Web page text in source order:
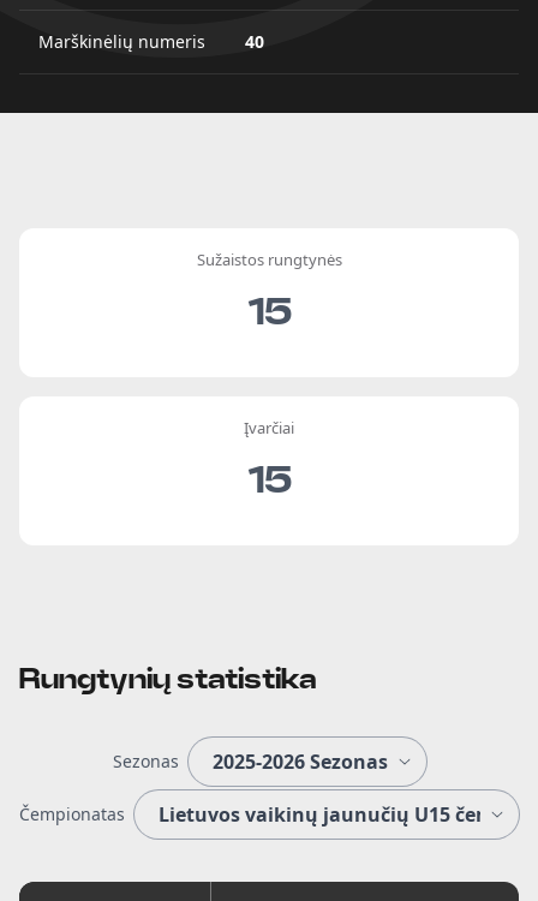
Marškinėlių numeris 40
Sužaistos rungtynės
15
Įvarčiai
15
Rungtynių statistika
Sezonas
Čempionatas